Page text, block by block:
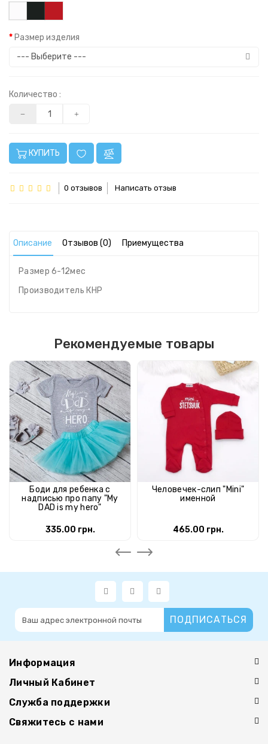
Размер изделия
Количество :
КУПИТЬ
0 отзывов Написать отзыв
Описание Отзывов (0) Приемущества
Размер 6-12мес
Производитель КНР
Рекомендуемые товары
Боди для ребенка с
надписью про папу "My
DAD is my hero"
335.00 грн.
Человечек-слип "Mini"
именной
465.00 грн.
ПОДПИСАТЬСЯ
Информация
Личный Кабинет
Служба поддержки
Свяжитесь с нами